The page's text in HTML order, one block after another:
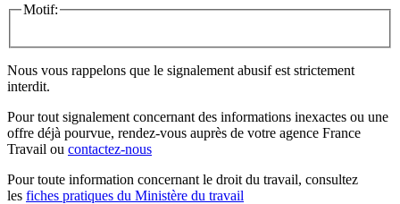
Motif:
Nous vous rappelons que le signalement abusif est strictement
interdit.
Pour tout signalement concernant des informations inexactes ou une
offre déjà pourvue, rendez-vous auprès de votre agence France
Travail ou contactez-nous
Pour toute information concernant le droit du travail, consultez
les fiches pratiques du Ministère du travail